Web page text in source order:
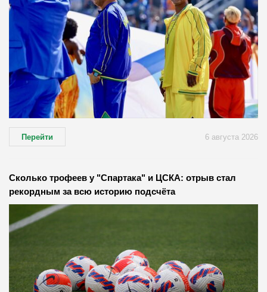
Перейти 6 августа 2026
Сколько трофеев у "Спартака" и ЦСКА: отрыв стал
рекордным за всю историю подсчёта